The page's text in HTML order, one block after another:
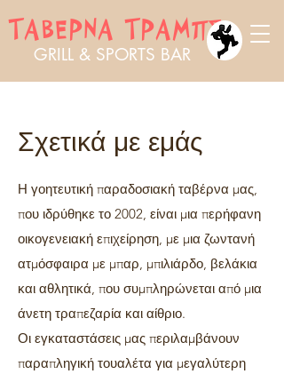
ΤΑΒΕΡΝΑ ΤΡΑΜΠΣ
GRILL & SPORTS BAR
Σχετικά με εμάς
Η γοητευτική παραδοσιακή ταβέρνα μας,
που ιδρύθηκε το 2002, είναι μια περήφανη
οικογενειακή επιχείρηση, με μια ζωντανή
ατμόσφαιρα με μπαρ, μπιλιάρδο, βελάκια
και αθλητικά, που συμπληρώνεται από μια
άνετη τραπεζαρία και αίθριο.
Οι εγκαταστάσεις μας περιλαμβάνουν
παραπληγική τουαλέτα για μεγαλύτερη